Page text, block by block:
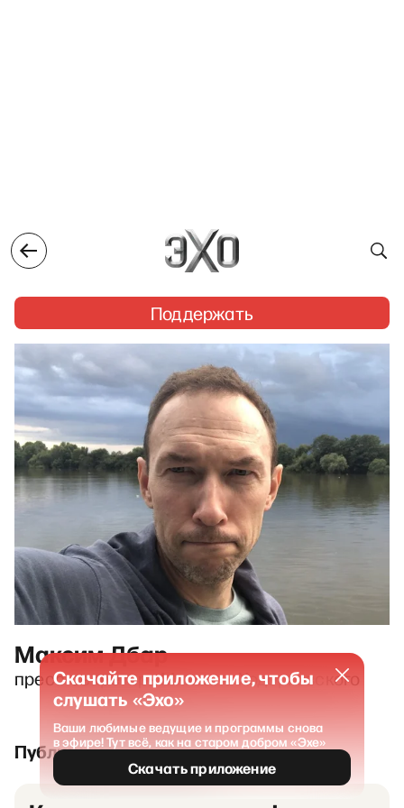
Поддержать
Максим Дбар
пресс-секретарь Михаила Ходорковского
Публикации и выпуски
Скачайте приложение, чтобы
слушать «Эхо»
Ваши любимые ведущие и программы снова
в эфире! Тут всё, как на старом добром «Эхе»
Скачать приложение